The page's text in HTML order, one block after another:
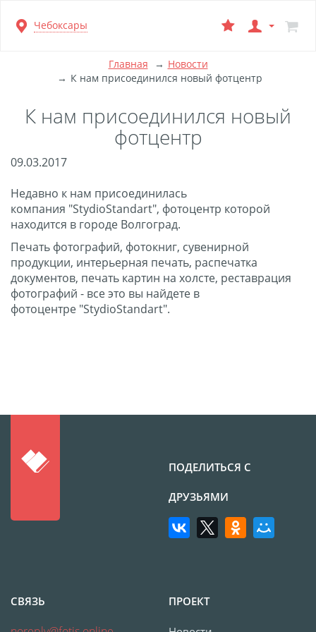
Перейти
к
Чебоксары
Главная
Новости
К нам присоединился новый фотцентр
К нам присоединился новый
фотцентр
09.03.2017
Недавно к нам присоединилась
компания "StydioStandart", фотоцентр которой
находится в городе Волгоград.
Печать фотографий, фотокниг, сувенирной
продукции, интерьерная печать, распечатка
документов, печать картин на холсте, реставрация
фотографий - все это вы найдете в
фотоцентре "StydioStandart".
ПОДЕЛИТЬСЯ С
ДРУЗЬЯМИ
СВЯЗЬ ПРОЕКТ